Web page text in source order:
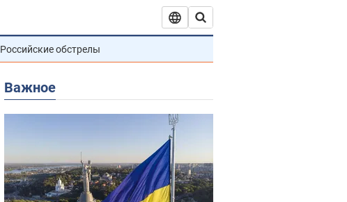
Российские обстрелы
Важное